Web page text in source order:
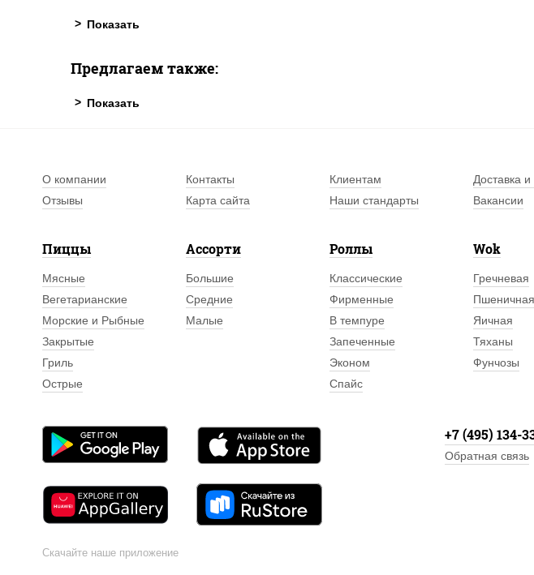
Предлагаем также:
О компании Контакты Клиентам Доставка
Отзывы
Карта сайта Наши стандарты Вакансии
Пиццы
Мясные
Вегетарианские
Морские и Рыбные
Закрытые
Гриль
Острые
Ассорти
Большие
Средние
Малые
Роллы
Классические
Фирменные
В темпуре
Запеченные
Эконом
Спайс
Wok
Гречневая
Пшеничная
Яичная
Тяханы
Фунчозы
Скачайте наше приложение
+7 (495) 134-
Обратная связь